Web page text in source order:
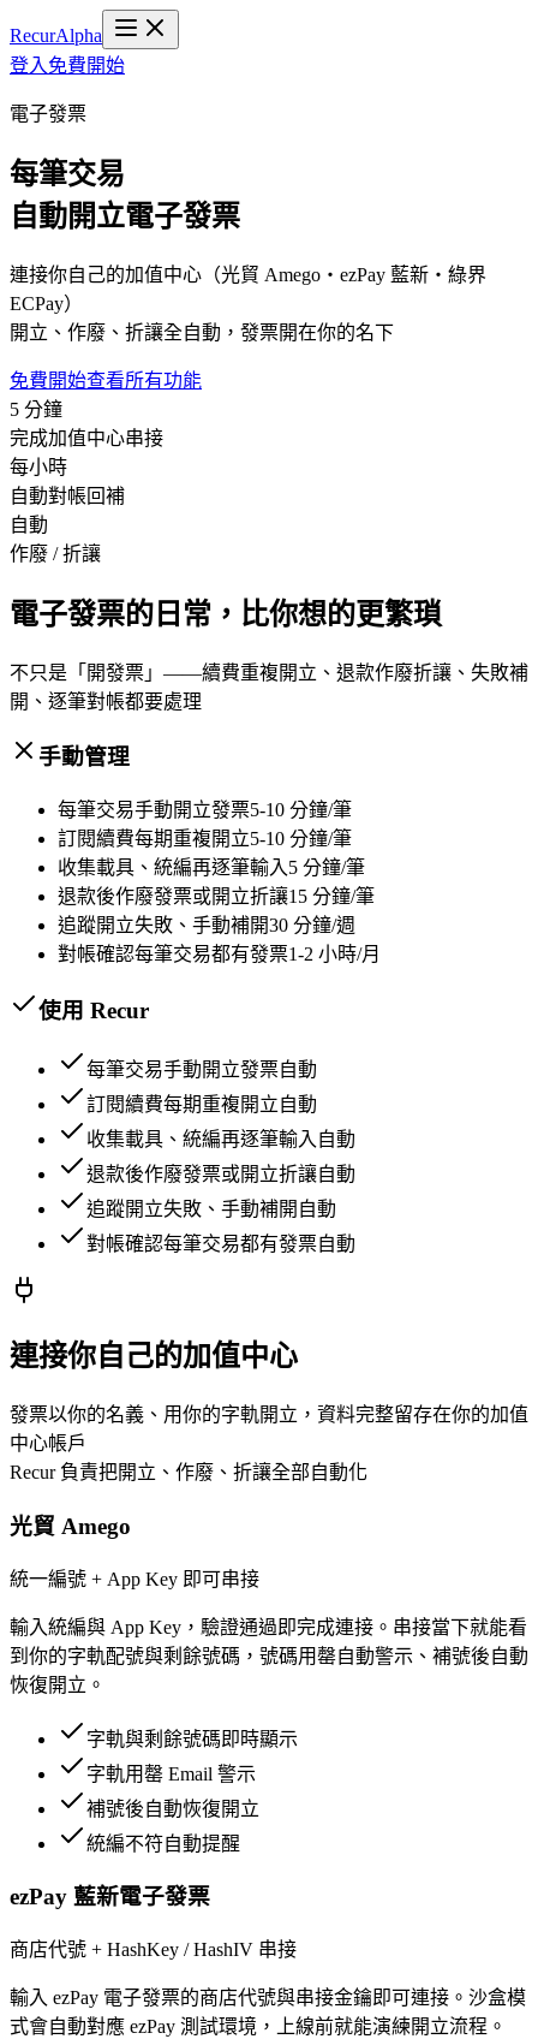
RecurAlpha
登入 免費開始
電子發票
每筆交易
自動開立電子發票
連接你自己的加值中心（光貿 Amego・ezPay 藍新・綠界
ECPay）
開立、作廢、折讓全自動，發票開在你的名下
免費開始查看所有功能
5 分鐘
完成加值中心串接
每小時
自動對帳回補
自動
作廢 / 折讓
電子發票的日常，比你想的更繁瑣
不只是「開發票」——續費重複開立、退款作廢折讓、失敗補
開、逐筆對帳都要處理
手動管理
每筆交易手動開立發票5-10 分鐘/筆
訂閱續費每期重複開立5-10 分鐘/筆
收集載具、統編再逐筆輸入 5 分鐘/筆
退款後作廢發票或開立折讓15 分鐘/筆
追蹤開立失敗、手動補開30 分鐘/週
對帳確認每筆交易都有發票1-2 小時/月
使用 Recur
每筆交易手動開立發票自動
訂閱續費每期重複開立自動
收集載具、統編再逐筆輸入 自動
退款後作廢發票或開立折讓自動
追蹤開立失敗、手動補開 自動
對帳確認每筆交易都有發票自動
連接你自己的加值中心
發票以你的名義、用你的字軌開立，資料完整留存在你的加值
中心帳戶
Recur 負責把開立、作廢、折讓全部自動化
光貿 Amego
統一編號 + App Key 即可串接
輸入統編與 App Key，驗證通過即完成連接。串接當下就能看
到你的字軌配號與剩餘號碼，號碼用罄自動警示、補號後自動
恢復開立。
字軌與剩餘號碼即時顯示
字軌用罄 Email 警示
補號後自動恢復開立
統編不符自動提醒
ezPay 藍新電子發票
商店代號 + HashKey / HashIV 串接
輸入 ezPay 電子發票的商店代號與串接金鑰即可連接。沙盒模
式會自動對應 ezPay 測試環境，上線前就能演練開立流程。